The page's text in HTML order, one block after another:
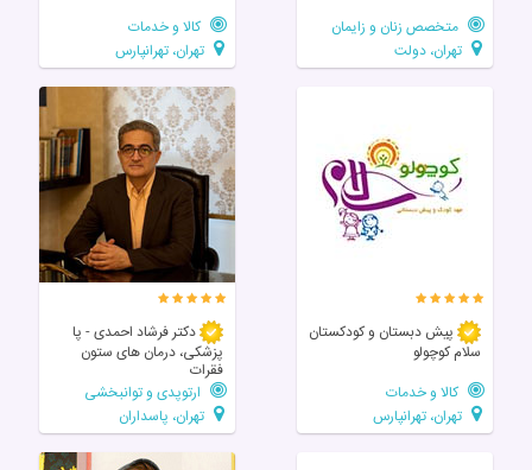
متخصص زنان و زایمان
تهران، دولت
کالا و خدمات
تهران، تهرانپارس
پیش دبستان و کودکستان
سلام کوچولو
کالا و خدمات
تهران، تهرانپارس
دکتر فرشاد احمدی - پا
پزشکی، درمان های ستون
فقرات
ارتوپدی و توانبخشی
تهران، پاسداران